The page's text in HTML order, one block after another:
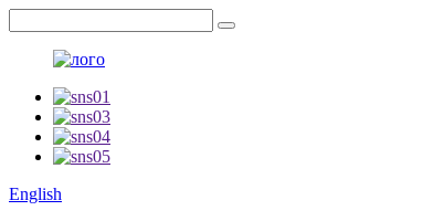
English